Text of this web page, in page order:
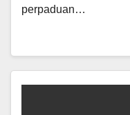
perpaduan…